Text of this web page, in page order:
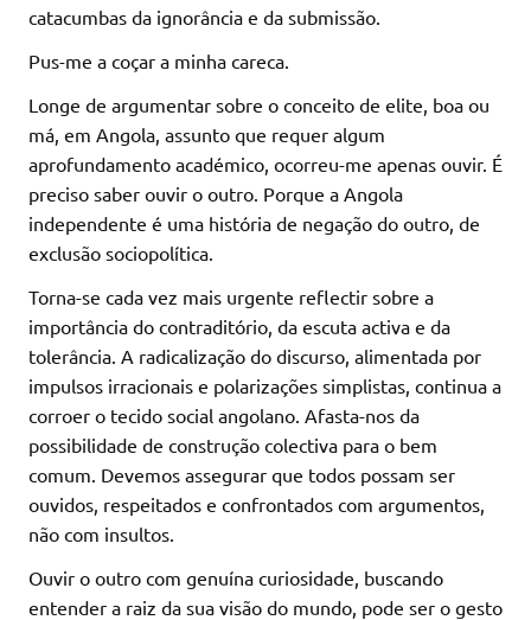
catacumbas da ignorância e da submissão.
Pus-me a coçar a minha careca.
Longe de argumentar sobre o conceito de elite, boa ou
má, em Angola, assunto que requer algum
aprofundamento académico, ocorreu-me apenas ouvir. É
preciso saber ouvir o outro. Porque a Angola
independente é uma história de negação do outro, de
exclusão sociopolítica.
Torna-se cada vez mais urgente reflectir sobre a
importância do contraditório, da escuta activa e da
tolerância. A radicalização do discurso, alimentada por
impulsos irracionais e polarizações simplistas, continua a
corroer o tecido social angolano. Afasta-nos da
possibilidade de construção colectiva para o bem
comum. Devemos assegurar que todos possam ser
ouvidos, respeitados e confrontados com argumentos,
não com insultos.
Ouvir o outro com genuína curiosidade, buscando
entender a raiz da sua visão do mundo, pode ser o gesto